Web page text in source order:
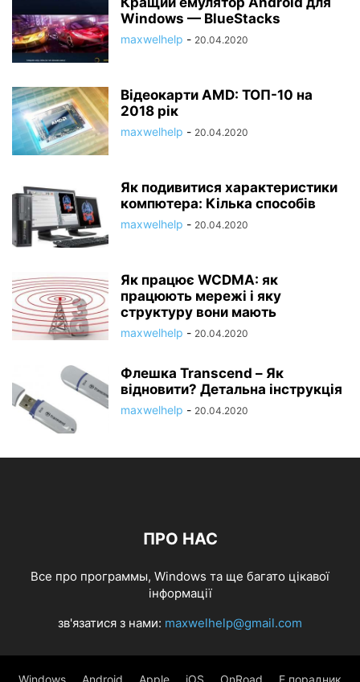
Windows — BlueStacks
maxwelhelp - 20.04.2020
Відеокарти AMD: ТОП-10 на
2018 рік
maxwelhelp - 20.04.2020
Як подивитися характеристики
компютера: Кілька способів
maxwelhelp - 20.04.2020
Як працює WCDMA: як
працюють мережі і яку
структуру вони мають
maxwelhelp - 20.04.2020
Флешка Transcend – Як
відновити? Детальна інструкція
maxwelhelp - 20.04.2020
ПРО НАС
Все про программы, Windows та ще багато цікавої
інформації
зв'язатися з нами: maxwelhelp@gmail.com
Windows Android Apple iOS OnRoad Е порадник